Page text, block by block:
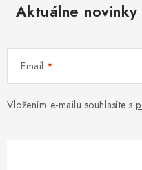
Aktuálne
Email
Vložením e-mailu souhlasíte s